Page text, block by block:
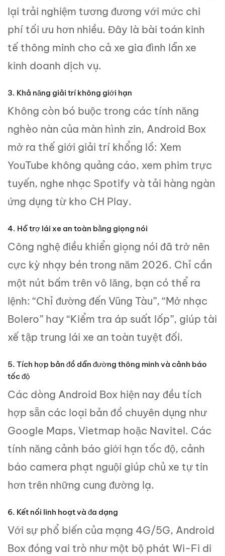
lại trải nghiệm tương đương với mức chi
phí tối ưu hơn nhiều. Đây là bài toán kinh
tế thông minh cho cả xe gia đình lẫn xe
kinh doanh dịch vụ.
3. Khả năng giải trí không giới hạn
Không còn bó buộc trong các tính năng
nghèo nàn của màn hình zin, Android Box
mở ra thế giới giải trí khổng lồ: Xem
YouTube không quảng cáo, xem phim trực
tuyến, nghe nhạc Spotify và tải hàng ngàn
ứng dụng từ kho CH Play.
4. Hỗ trợ lái xe an toàn bằng giọng nói
Công nghệ điều khiển giọng nói đã trở nên
cực kỳ nhạy bén trong năm 2026. Chỉ cần
một nút bấm trên vô lăng, bạn có thể ra
lệnh: “Chỉ đường đến Vũng Tàu”, “Mở nhạc
Bolero” hay “Kiểm tra áp suất lốp”, giúp tài
xế tập trung lái xe an toàn tuyệt đối.
5. Tích hợp bản đồ dẫn đường thông minh và cảnh báo
tốc độ
Các dòng Android Box hiện nay đều tích
hợp sẵn các loại bản đồ chuyên dụng như
Google Maps, Vietmap hoặc Navitel. Các
tính năng cảnh báo giới hạn tốc độ, cảnh
báo camera phạt nguội giúp chủ xe tự tin
hơn trên những cung đường lạ.
6. Kết nối linh hoạt và đa dạng
Với sự phổ biến của mạng 4G/5G, Android
Box đóng vai trò như một bộ phát Wi-Fi di